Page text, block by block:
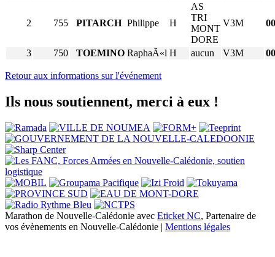
2 755 PITARCH Philippe H
AS
TRI
MONT
DORE
V3M
3 750 TOEMINO RaphaÃ«l H aucun V3M
Retour aux informations sur l'événement
Ils nous soutiennent, merci à eux !
Marathon de Nouvelle-Calédonie avec Eticket NC, Partenaire de
vos évènements en Nouvelle-Calédonie | Mentions légales